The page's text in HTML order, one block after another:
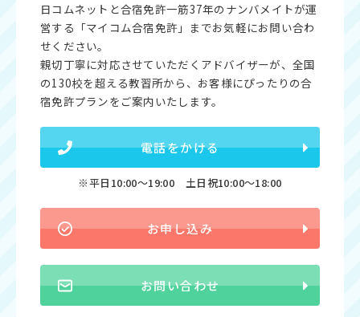
日コムネットと合宿免許一筋37年のナンバメイトが運
営する「マイコム合宿免許」までお気軽にお問い合わ
せください。
親切丁寧に対応させていただくアドバイザーが、全国
の130校を超える教習所から、お客様にぴったりの合
宿免許プランをご案内いたします。
電話をかける
※平日10:00〜19:00 土日祝10:00〜18:00
お申し込み
お問い合わせ